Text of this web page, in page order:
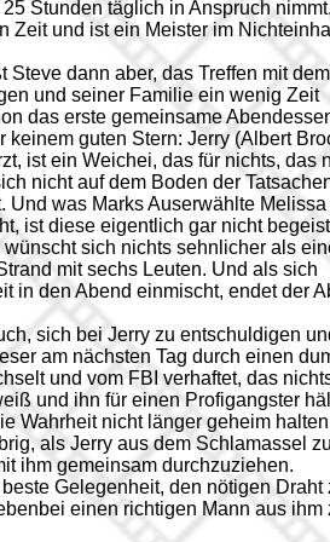
Stunden täglich in Anspruch
Zeit und ist ein Meister im
Steve dann aber, das Treffen mit dem
und seiner Familie ein wenig Zeit
das erste gemeinsame
keinem guten Stern: Jerry (Albert
ist ein Weichei, das für nichts, das
nicht auf dem Boden der
Und was Marks Auserwählte Melissa
ist diese eigentlich gar nicht
sich nichts sehnlicher als
mit sechs Leuten. Und als sich
in den Abend einmischt, endet der
sich bei Jerry zu entschuldigen
am nächsten Tag durch einen
und vom FBI verhaftet, das
und ihn für einen Profigangster
Wahrheit nicht länger geheim halten
als Jerry aus dem Schlamassel
ihm gemeinsam durchzuziehen.
Gelegenheit, den nötigen Draht
einen richtigen Mann aus ihm